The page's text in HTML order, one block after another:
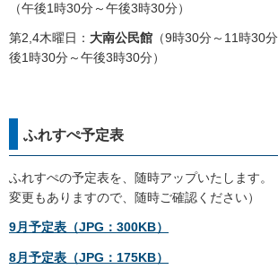
（午後1時30分～午後3時30分）
第2,4木曜日： 大南公民館 （9時30分～11時30分
後1時30分～午後3時30分）
ふれすぺ予定表
ふれすぺの予定表を、随時アップいたします。
変更もありますので、随時ご確認ください）
9月予定表（JPG：300KB）
8月予定表（JPG：175KB）